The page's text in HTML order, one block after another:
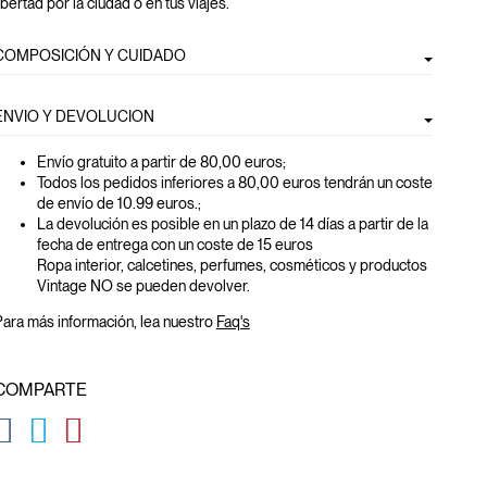
Y CUIDADO
Y DEVOLUCION
Envío gratuito a partir de 80,00 euros;
Todos los pedidos inferiores a 80,00 euros tendrán un coste
de envío de 10.99 euros.;
La devolución es posible en un plazo de 14 días a partir de la
fecha de entrega con un coste de 15 euros
Ropa interior, calcetines, perfumes, cosméticos y productos
Vintage NO se pueden devolver.
más información, lea nuestro Faq's